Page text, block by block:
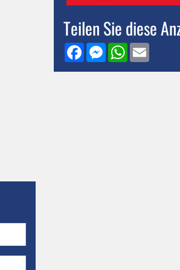
Teilen Sie diese
FacebookMessengerWhatsApp